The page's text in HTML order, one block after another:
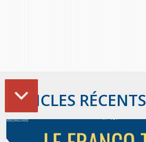
ARTICLES RÉCENTS